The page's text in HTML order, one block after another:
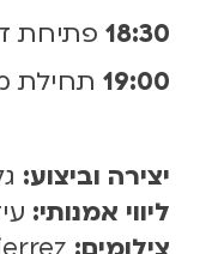
18:30 פתיחת
19:00 תחילת
יצירה וביצוע:
ליווי אמנותי: